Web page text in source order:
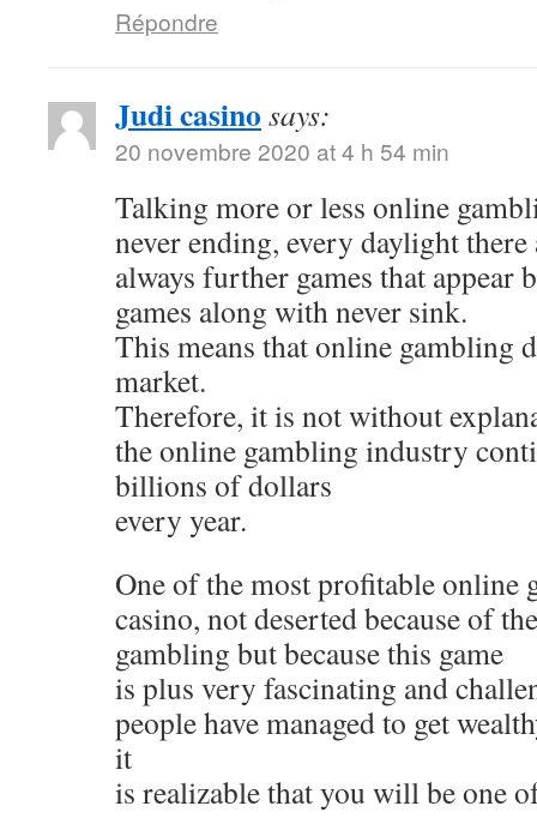
Répondre
Judi casino says:
20 novembre 2020 at 4 h 54 min
Talking more or less online
never ending, every daylight there
always further games that appear
games along with never sink.
This means that online gambling
market.
Therefore, it is not without
the online gambling industry
billions of dollars
every year.
One of the most profitable online
casino, not deserted because of
gambling but because this game
is plus very fascinating and
people have managed to get
it
is realizable that you will be one